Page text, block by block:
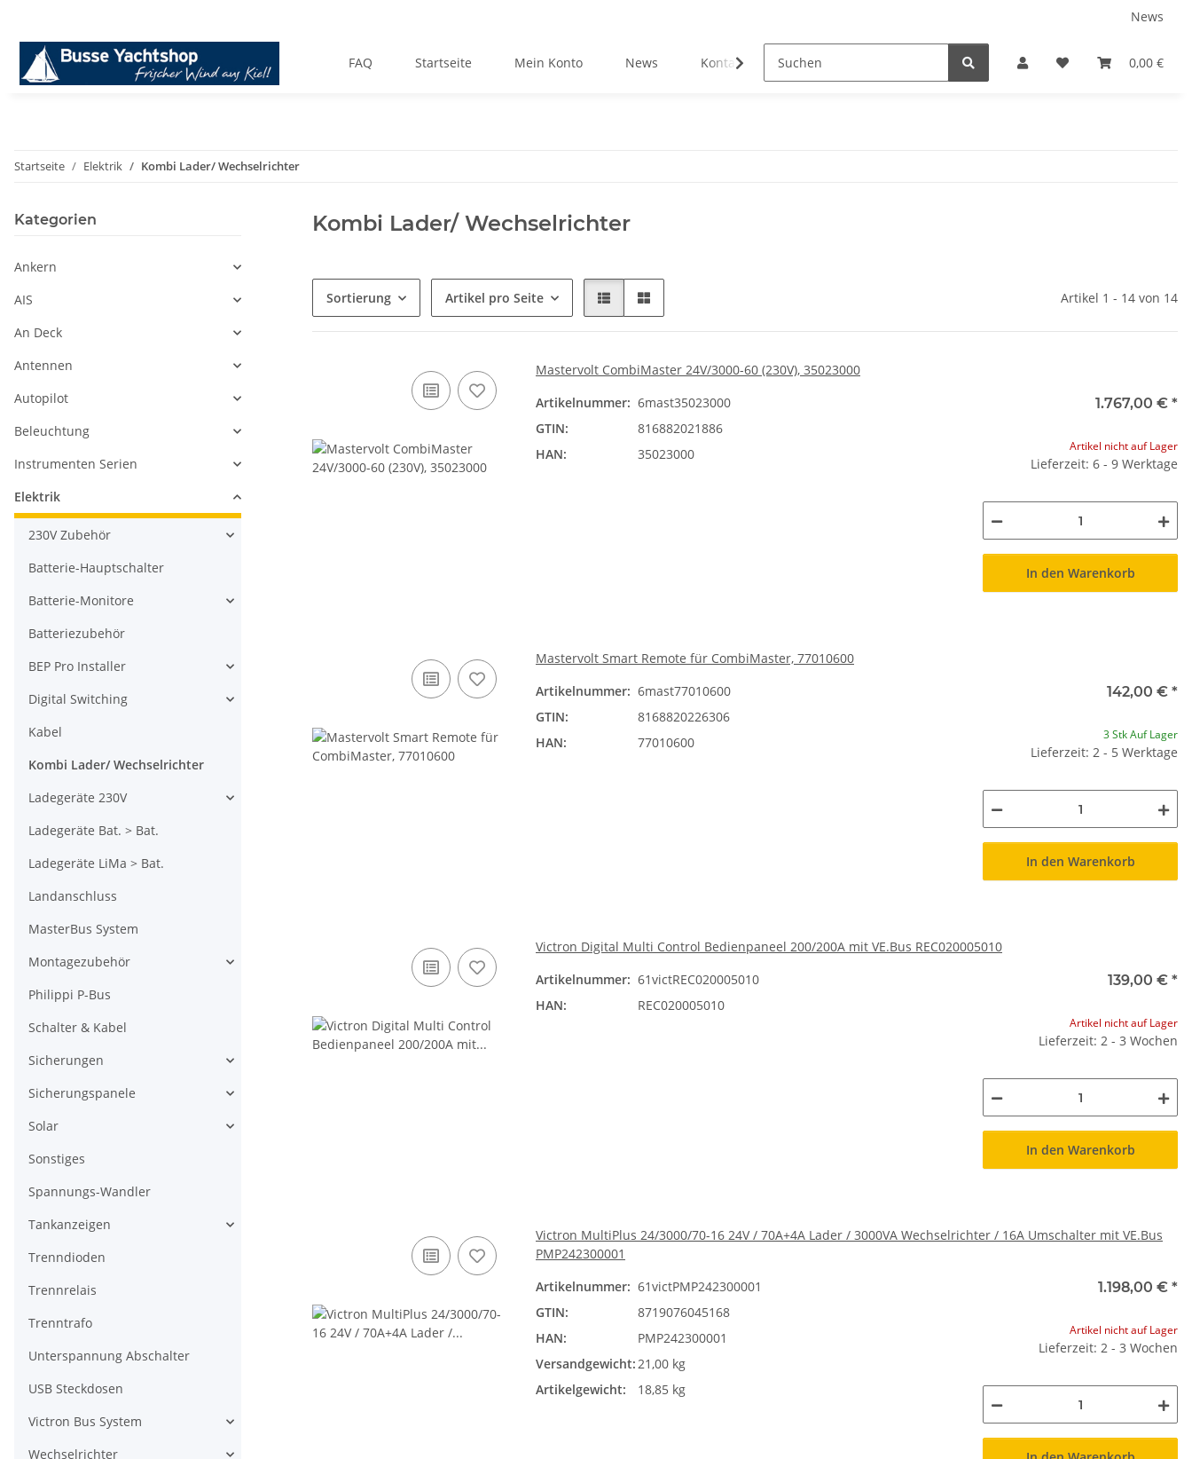
News
0,00 €
FAQ Startseite Mein Konto News Kontakt Service
Startseite Elektrik Kombi Lader/ Wechselrichter
Kombi Lader/ Wechselrichter
Sortierung Artikel pro Seite Artikel 1 - 14 von 14
Mastervolt CombiMaster 24V/3000-60 (230V), 35023000
Artikelnummer: 6mast35023000
GTIN:
816882021886
HAN:
35023000
1.767,00 € *
Artikel nicht auf Lager
Lieferzeit: 6 - 9 Werktage
In den Warenkorb
Mastervolt Smart Remote für CombiMaster, 77010600
Artikelnummer: 6mast77010600
GTIN:
8168820226306
HAN:
77010600
142,00 € *
3 Stk Auf Lager
Lieferzeit: 2 - 5 Werktage
In den Warenkorb
Victron Digital Multi Control Bedienpaneel 200/200A mit VE.Bus REC020005010
Artikelnummer: 61victREC020005010
HAN:
REC020005010
139,00 € *
Artikel nicht auf Lager
Lieferzeit: 2 - 3 Wochen
In den Warenkorb
Victron MultiPlus 24/3000/70-16 24V / 70A+4A Lader / 3000VA Wechselrichter / 16A Umschalter mit VE.Bus
PMP242300001
Artikelnummer: 61victPMP242300001
GTIN:
8719076045168
HAN:
PMP242300001
Versandgewicht:21,00 kg
Artikelgewicht:
18,85 kg
1.198,00 € *
Artikel nicht auf Lager
Lieferzeit: 2 - 3 Wochen
Kategorien
Ankern
AIS
An Deck
Antennen
Autopilot
Beleuchtung
Instrumenten Serien
Elektrik
230V Zubehör
Batterie-Hauptschalter
Batterie-Monitore
Batteriezubehör
BEP Pro Installer
Digital Switching
Kabel
Kombi Lader/ Wechselrichter
Ladegeräte 230V
Ladegeräte Bat. > Bat.
Ladegeräte LiMa > Bat.
Landanschluss
MasterBus System
Montagezubehör
Philippi P-Bus
Schalter & Kabel
Sicherungen
Sicherungspanele
Solar
Sonstiges
Spannungs-Wandler
Tankanzeigen
Trenndioden
Trennrelais
Trenntrafo
Unterspannung Abschalter
USB Steckdosen
Victron Bus System
Wechselrichter